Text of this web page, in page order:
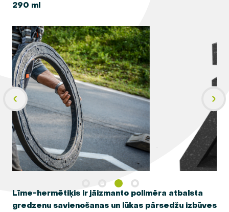
290 ml
Līme-hermētiķis ir jāizmanto polimēra atbalsta
gredzenu savienošanas un lūkas pārsedžu izbūves